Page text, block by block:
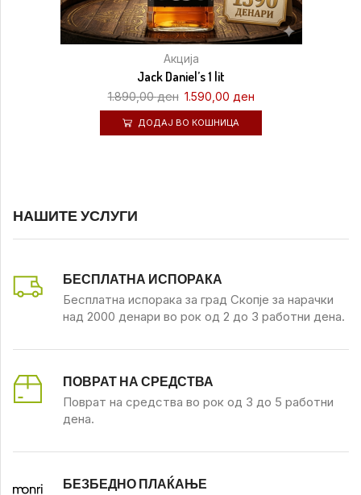
Акција
Jack Daniel’s 1 lit
1.890,00ден 1.590,00 ден
ДОДАЈ ВО КОШНИЦА
НАШИТЕ УСЛУГИ
БЕСПЛАТНА ИСПОРАКА
Бесплатна испорака за град Скопје за нарачки
над 2000 денари во рок од 2 до 3 работни дена.
ПОВРАТ НА СРЕДСТВА
Поврат на средства во рок од 3 до 5 работни
дена.
БЕЗБЕДНО ПЛАЌАЊЕ